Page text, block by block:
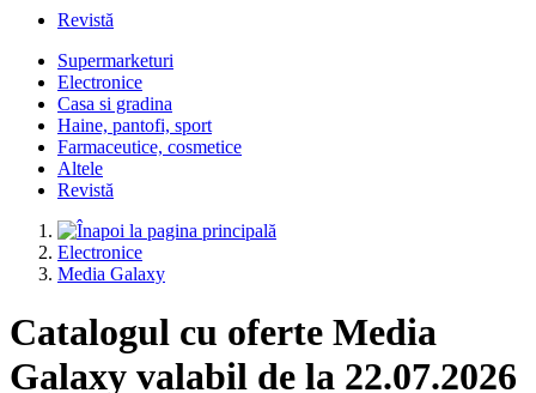
Revistă
Supermarketuri
Electronice
Casa si gradina
Haine, pantofi, sport
Farmaceutice, cosmetice
Altele
Revistă
Electronice
Media Galaxy
Catalogul cu oferte Media
Galaxy valabil de la 22.07.2026